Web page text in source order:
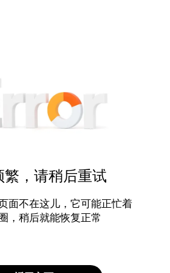
繁，请稍后重试
面不在这儿，它可能正忙着
，稍后就能恢复正常